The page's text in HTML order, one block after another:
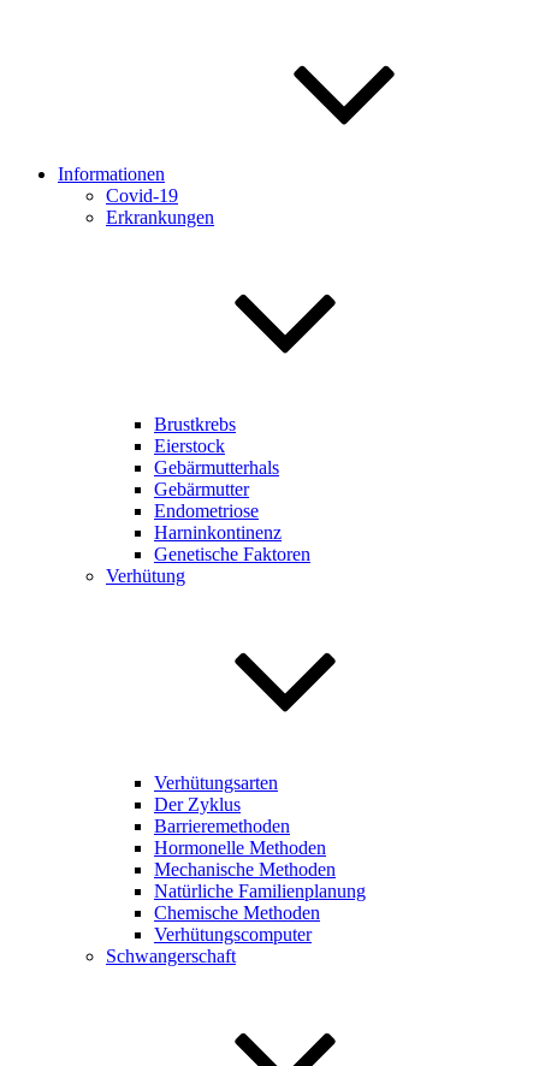
Informationen
Covid-19
Erkrankungen
Brustkrebs
Eierstock
Gebärmutterhals
Gebärmutter
Endometriose
Harninkontinenz
Genetische Faktoren
Verhütung
Verhütungsarten
Der Zyklus
Barrieremethoden
Hormonelle Methoden
Mechanische Methoden
Natürliche Familienplanung
Chemische Methoden
Verhütungscomputer
Schwangerschaft